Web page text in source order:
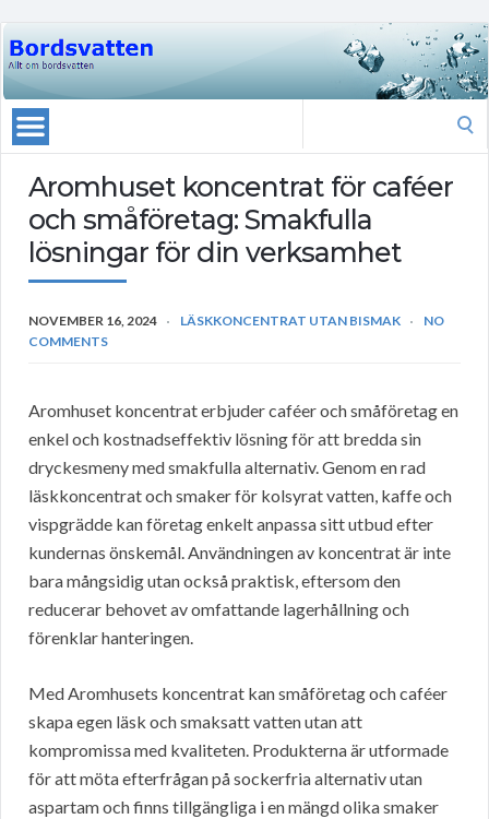
Aromhuset koncentrat för caféer
och småföretag: Smakfulla
lösningar för din verksamhet
NOVEMBER 16, 2024 LÄSKKONCENTRAT UTAN BISMAK
NO
COMMENTS
Aromhuset koncentrat erbjuder caféer och småföretag en
enkel och kostnadseffektiv lösning för att bredda sin
dryckesmeny med smakfulla alternativ. Genom en rad
läskkoncentrat och smaker för kolsyrat vatten, kaffe och
vispgrädde kan företag enkelt anpassa sitt utbud efter
kundernas önskemål. Användningen av koncentrat är inte
bara mångsidig utan också praktisk, eftersom den
reducerar behovet av omfattande lagerhållning och
förenklar hanteringen.
Med Aromhusets koncentrat kan småföretag och caféer
skapa egen läsk och smaksatt vatten utan att
kompromissa med kvaliteten. Produkterna är utformade
för att möta efterfrågan på sockerfria alternativ utan
aspartam och finns tillgängliga i en mängd olika smaker